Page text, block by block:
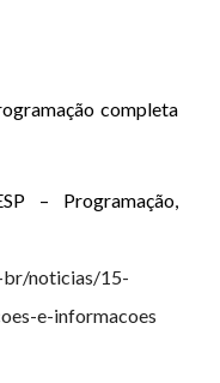
completa
– Programação,
noticias/15-
e-informacoes